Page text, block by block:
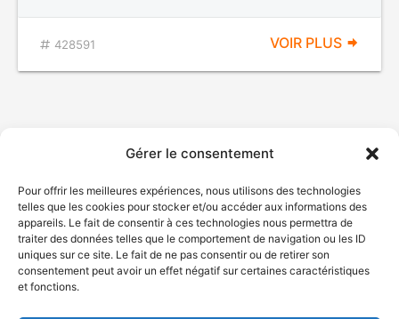
Gérer le consentement
Pour offrir les meilleures expériences, nous utilisons des technologies
telles que les cookies pour stocker et/ou accéder aux informations des
appareils. Le fait de consentir à ces technologies nous permettra de
traiter des données telles que le comportement de navigation ou les ID
uniques sur ce site. Le fait de ne pas consentir ou de retirer son
consentement peut avoir un effet négatif sur certaines caractéristiques
et fonctions.
428591 VOIR PLUS